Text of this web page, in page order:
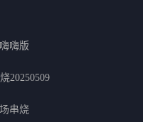
嗨版
20250509
串烧